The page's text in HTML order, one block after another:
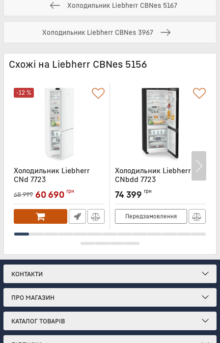
Холодильник Liebherr CBNes 5167
Холодильник Liebherr CBNes 3967
Схожі на Liebherr CBNes 5156
-12 %
Холодильник Liebherr
CNd 7723
68 999 60 690 грн
Холодильник Liebherr
CNbdd 7723
CNBDD7723
74 399 грн
Передзамовлення
КОНТАКТИ
ПРО МАГАЗИН
КАТАЛОГ ТОВАРІВ